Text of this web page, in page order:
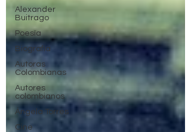
Alexander
Buitrago
Poesía
Biografía
Autoras
Colombianas
Autores
colombianos
Ángela Torres
Cine